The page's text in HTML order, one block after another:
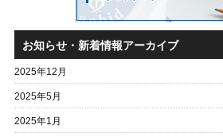
お知らせ・新着情報アーカイブ
2025年12月
2025年5月
2025年1月